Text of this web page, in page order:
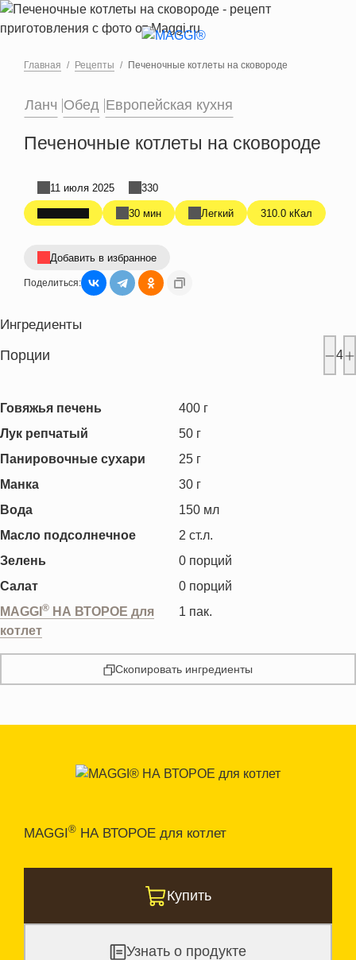
Перейти к основному содержанию
Главная Рецепты Печеночные котлеты на сковороде
Ланч Обед Европейская кухня
Печеночные котлеты на сковороде
30 мин Легкий 310.0 кКал
11 июля 2025 330
Добавить в избранное
Поделиться:
Ингредиенты
Порции 4
Говяжья печень 400 г
Лук репчатый
50 г
Панировочные сухари
25 г
Манка
30 г
Вода
150 мл
Масло подсолнечное
2 ст.л.
Зелень
0 порций
Салат
0 порций
MAGGI ® НА ВТОРОЕ для
котлет
1 пак.
Скопировать ингредиенты
MAGGI® НА ВТОРОЕ для котлет
Купить
Узнать о продукте